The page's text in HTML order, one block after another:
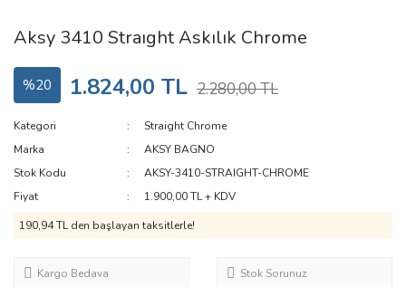
Aksy 3410 Straıght Askılık Chrome
%20 1.824,00 TL 2.280,00 TL
Kategori
Straight Chrome
Marka
AKSY BAGNO
Stok Kodu
AKSY-3410-STRAIGHT-CHROME
Fiyat
1.900,00 TL + KDV
190,94 TL den başlayan taksitlerle!
Kargo Bedava Stok Sorunuz